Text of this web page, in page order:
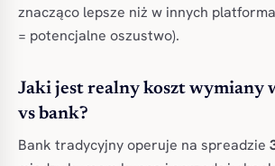
znacząco lepsze niż w innych
= potencjalne oszustwo).
Jaki jest realny koszt wymiany
vs bank?
Bank tradycyjny operuje na spreadzie